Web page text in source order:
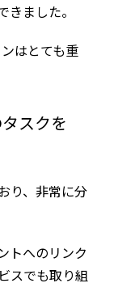
ました。
はとても重
スクを
り、非常に分
トへのリンク
スでも取り組